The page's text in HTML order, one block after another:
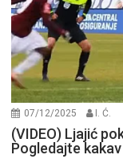
07/12/2025 I. Ć.
(VIDEO) Ljajić
Pogledajte